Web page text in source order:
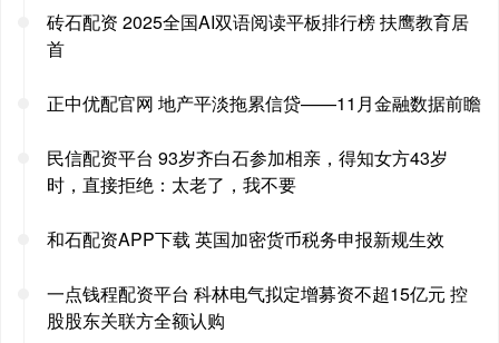
砖石配资 2025全国AI双语阅读平板排行榜 扶鹰教育居
首
正中优配官网 地产平淡拖累信贷——11月金融数据前瞻
民信配资平台 93岁齐白石参加相亲，得知女方43岁
时，直接拒绝：太老了，我不要
和石配资APP下载 英国加密货币税务申报新规生效
一点钱程配资平台 科林电气拟定增募资不超15亿元 控
股股东关联方全额认购